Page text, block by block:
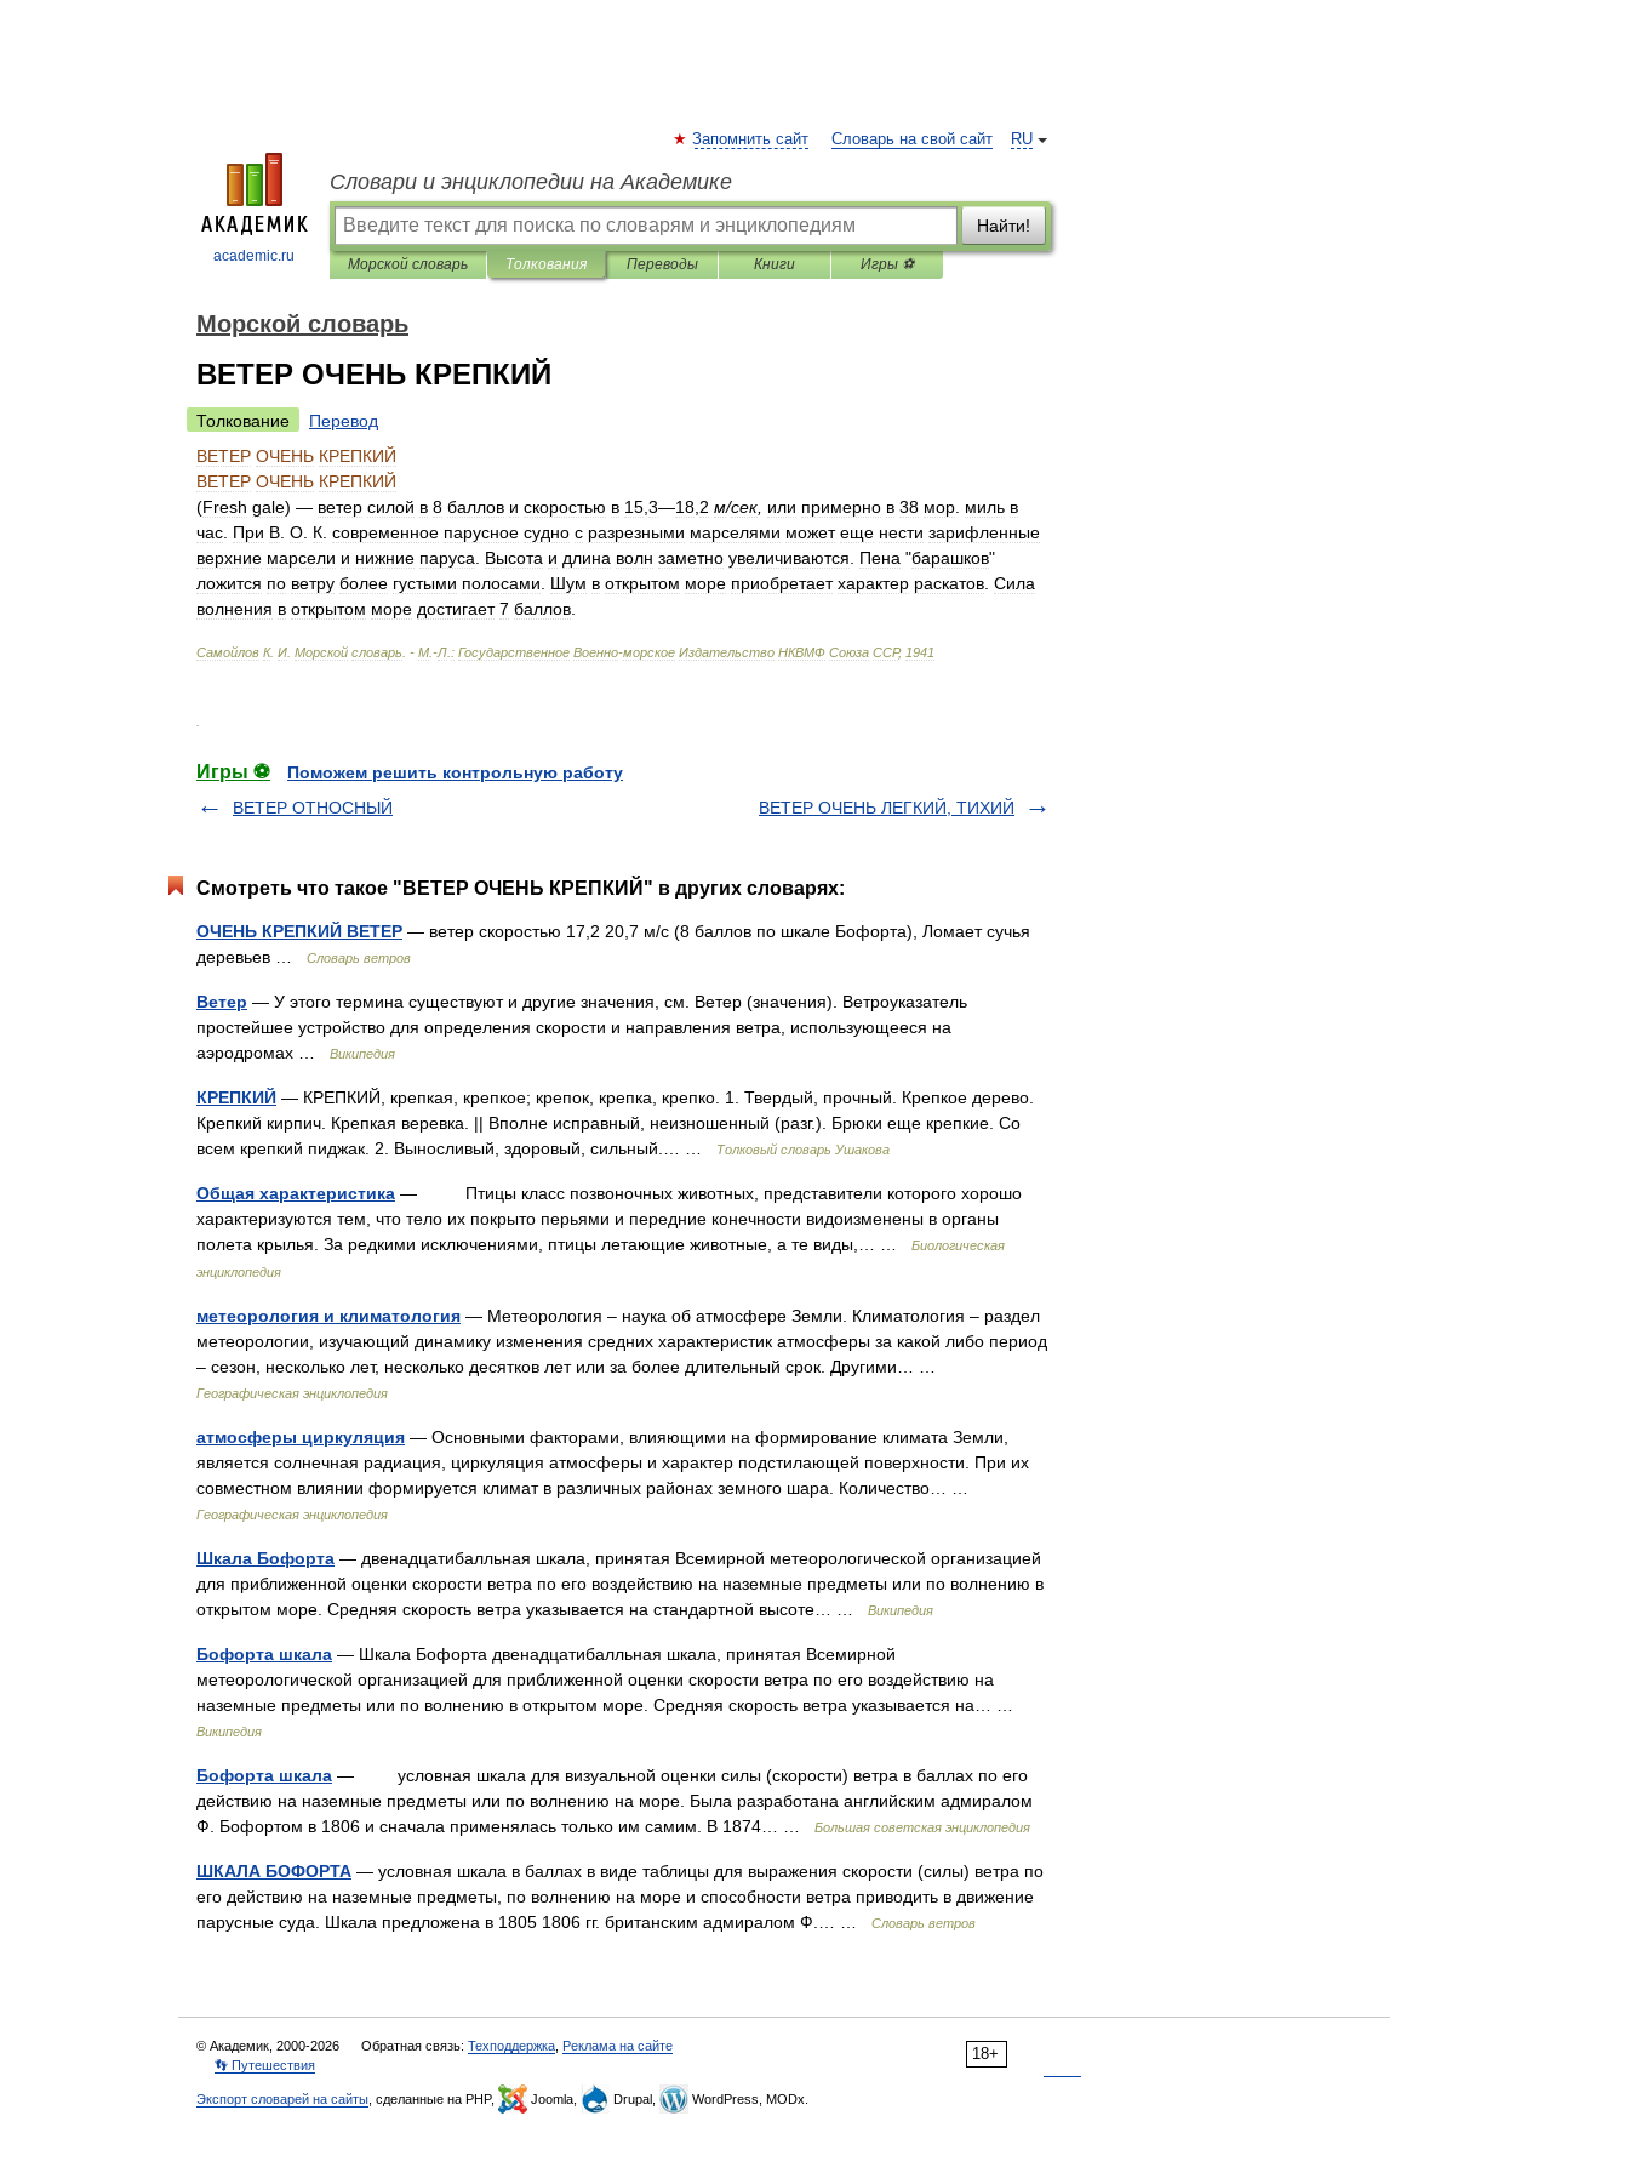
academic.ru
RU
Запомнить сайт Словарь на свой сайт
Словари и энциклопедии на Академике
Найти!
Морской словарь Толкования Переводы Книги Игры ⚽
Морской словарь
ВЕТЕР ОЧЕНЬ КРЕПКИЙ
Толкование
Перевод
ВЕТЕР ОЧЕНЬ КРЕПКИЙ
ВЕТЕР ОЧЕНЬ КРЕПКИЙ
(Fresh gale) — ветер силой в 8 баллов и скоростью в 15 3—18 2 м/сек или примерно в 38 мор миль в
час При В О К современное парусное судно с разрезными марселями может еще нести зарифленные
верхние марсели и нижние паруса Высота и длина волн заметно увеличиваются Пена "барашков"
ложится по ветру более густыми полосами Шум в открытом море приобретает характер раскатов Сила
волнения в открытом море достигает 7 баллов
Самойлов К. И Морской словарь . - М .-Л : Государственное Военно-морское Издательство НКВМФ Союза ССР, 1941
Игры ⚽
Поможем решить контрольную работу
ВЕТЕР ОТНОСНЫЙ
ВЕТЕР ОЧЕНЬ ЛЕГКИЙ, ТИХИЙ
Смотреть что такое "ВЕТЕР ОЧЕНЬ КРЕПКИЙ" в других словарях:
ОЧЕНЬ КРЕПКИЙ ВЕТЕР — ветер скоростью 17,2 20,7 м/с (8 баллов по шкале Бофорта), Ломает сучья
деревьев …
Словарь ветров
Ветер — У этого термина существуют и другие значения, см. Ветер (значения). Ветроуказатель
простейшее устройство для определения скорости и направления ветра, использующееся на
аэродромах …
Википедия
КРЕПКИЙ — КРЕПКИЙ, крепкая, крепкое; крепок, крепка, крепко. 1. Твердый, прочный. Крепкое дерево.
Крепкий кирпич. Крепкая веревка. || Вполне исправный, неизношенный (разг.). Брюки еще крепкие. Со
всем крепкий пиджак. 2. Выносливый, здоровый, сильный.… …
Толковый словарь Ушакова
Общая характеристика — Птицы класс позвоночных животных, представители которого хорошо
характеризуются тем, что тело их покрыто перьями и передние конечности видоизменены в органы
полета крылья. За редкими исключениями, птицы летающие животные, а те виды,… …
Биологическая
энциклопедия
метеорология и климатология — Метеорология – наука об атмосфере Земли. Климатология – раздел
метеорологии, изучающий динамику изменения средних характеристик атмосферы за какой либо период
– сезон, несколько лет, несколько десятков лет или за более длительный срок. Другими… …
Географическая энциклопедия
атмосферы циркуляция — Основными факторами, влияющими на формирование климата Земли,
является солнечная радиация, циркуляция атмосферы и характер подстилающей поверхности. При их
совместном влиянии формируется климат в различных районах земного шара. Количество… …
Географическая энциклопедия
Шкала Бофорта — двенадцатибалльная шкала, принятая Всемирной метеорологической организацией
для приближенной оценки скорости ветра по его воздействию на наземные предметы или по волнению в
открытом море. Средняя скорость ветра указывается на стандартной высоте… …
Википедия
Бофорта шкала — Шкала Бофорта двенадцатибалльная шкала, принятая Всемирной
метеорологической организацией для приближенной оценки скорости ветра по его воздействию на
наземные предметы или по волнению в открытом море. Средняя скорость ветра указывается на… …
Википедия
Бофорта шкала — условная шкала для визуальной оценки силы (скорости) ветра в баллах по его
действию на наземные предметы или по волнению на море. Была разработана английским адмиралом
Ф. Бофортом в 1806 и сначала применялась только им самим. В 1874… …
Большая советская энциклопедия
ШКАЛА БОФОРТА — условная шкала в баллах в виде таблицы для выражения скорости (силы) ветра по
его действию на наземные предметы, по волнению на море и способности ветра приводить в движение
парусные суда. Шкала предложена в 1805 1806 гг. британским адмиралом Ф.… …
Словарь ветров
18+
© Академик, 2000-2026 Обратная связь: Техподдержка Реклама на сайте
👣 Путешествия
Экспорт словарей на сайты , сделанные на PHP, Joomla, Drupal, WordPress, MODx.